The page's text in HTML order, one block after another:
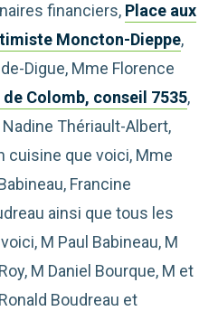
financiers, Place aux
Moncton-Dieppe,
Digue, Mme Florence
de Colomb, conseil 7535,
Thériault-Albert,
cuisine que voici, Mme
Francine
ainsi que tous les
M Paul Babineau, M
M Daniel Bourque, M et
Boudreau et